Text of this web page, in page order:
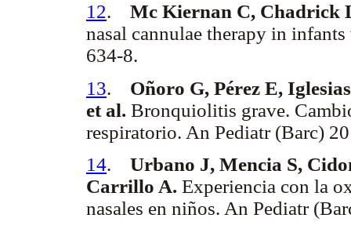
12. Mc Kiernan C, Chadrick
nasal cannulae therapy in
634-8.
13. Oñoro G, Pérez E,
et al. Bronquiolitis grave.
respiratorio. An Pediatr (Barc)
14. Urbano J, Mencia S,
Carrillo A. Experiencia con la
nasales en niños. An Pediatr